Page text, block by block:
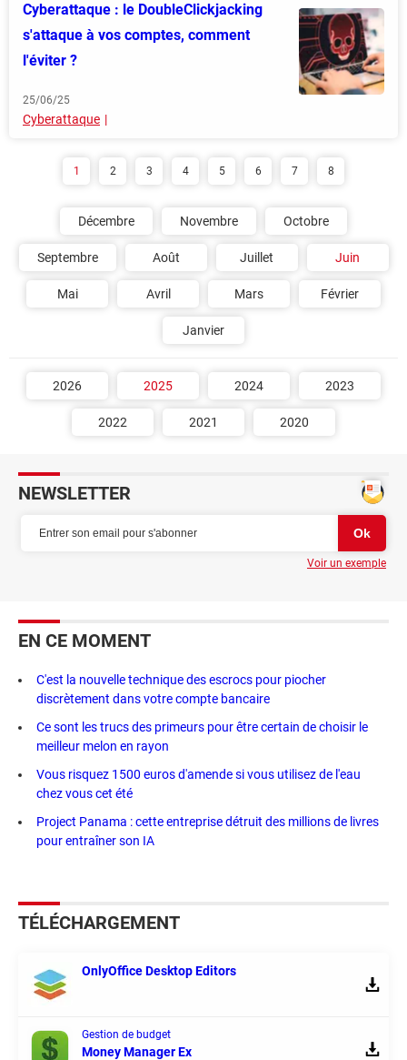
Cyberattaque : le DoubleClickjacking
s'attaque à vos comptes, comment
l'éviter ?
25/06/25
Cyberattaque
1 2 3 4 5 6 7 8
Décembre Novembre Octobre
Septembre Août Juillet Juin
Mai Avril Mars Février
Janvier
2026 2025 2024 2023
2022 2021 2020
NEWSLETTER
Voir un exemple
EN CE MOMENT
C'est la nouvelle technique des escrocs pour piocher
discrètement dans votre compte bancaire
Ce sont les trucs des primeurs pour être certain de choisir le
meilleur melon en rayon
Vous risquez 1500 euros d'amende si vous utilisez de l'eau
chez vous cet été
Project Panama : cette entreprise détruit des millions de livres
pour entraîner son IA
TÉLÉCHARGEMENT
OnlyOffice Desktop Editors
Gestion de budget
Money Manager Ex